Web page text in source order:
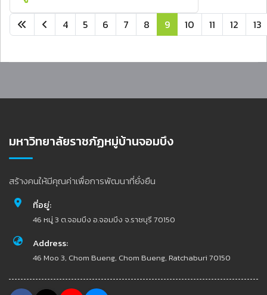
หน้า 9 จาก 28
4 5 6 7 8 9 10 11 12 13
มหาวิทยาลัยราชภัฏหมู่บ้านจอมบึง
สร้างคนให้มีคุณค่าเพื่อการพัฒนาที่ยั่งยืน
ที่อยู่:
46 หมู่ 3 ต.จอมบึง อ.จอมบึง จ.ราชบุรี 70150
Address:
46 Moo 3, Chom Bueng, Chom Bueng, Ratchaburi 70150